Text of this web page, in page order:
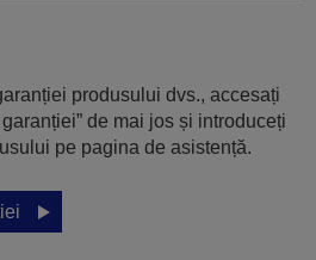
produsului dvs., accesați
de mai jos și introduceți
pe pagina de asistență.